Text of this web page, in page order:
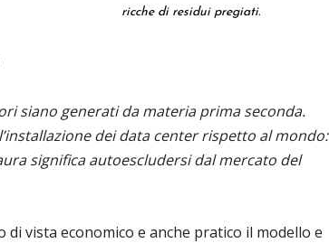
ricche di residui pregiati.
siano generati da materia prima seconda.
dei data center rispetto al mondo:
significa autoescludersi dal mercato del
vista economico e anche pratico il modello e